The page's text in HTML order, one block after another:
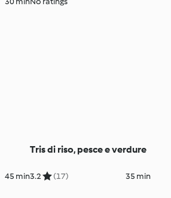
45 min
Tris di riso, pesce e verdure
3.2 (17) 35 min